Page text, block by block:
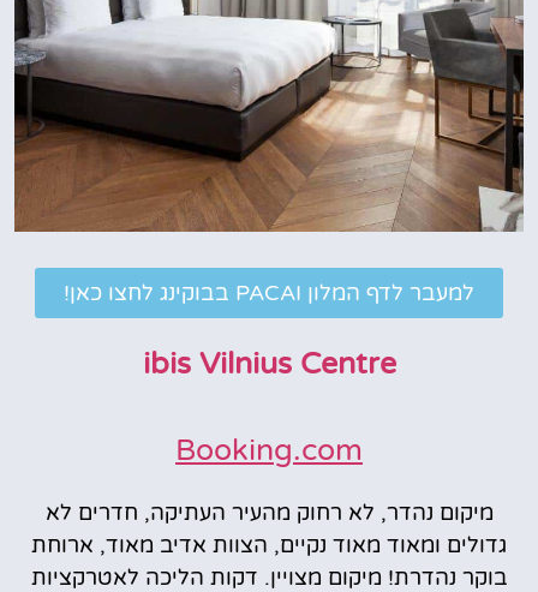
למעבר לדף המלון PACAI בבוקינג לחצו כאן!
ibis Vilnius Centre
Booking.com
מיקום נהדר, לא רחוק מהעיר העתיקה, חדרים לא
גדולים ומאוד מאוד נקיים, הצוות אדיב מאוד, ארוחת
בוקר נהדרת! מיקום מצויין. דקות הליכה לאטרקציות